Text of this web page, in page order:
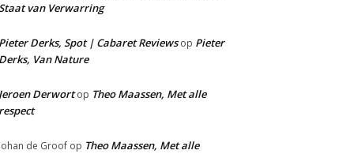
van Verwarring
Derks, Spot | Cabaret Reviewsop Pieter
Van Nature
Derwortop Theo Maassen, Met alle
de Groof op Theo Maassen, Met alle